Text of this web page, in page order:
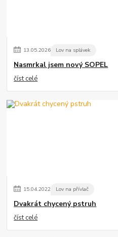
13.05.2026 Lov na splávek
Nasmrkal jsem nový SOPEL
číst celé
15.04.2022 Lov na přívlač
Dvakrát chycený pstruh
číst celé